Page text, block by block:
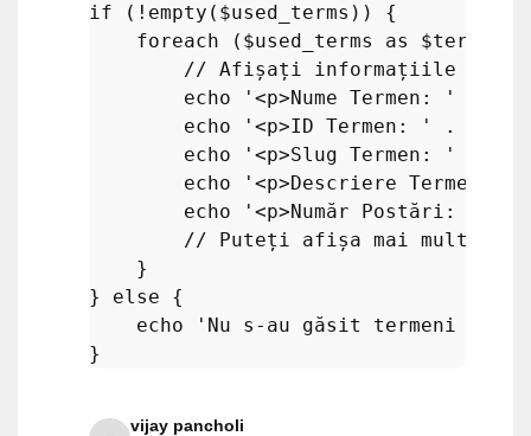
if (! empty ( $used_terms )) {
foreach ( $used_terms as $term
// Afișați informațiile
echo
'<p>Nume Termen: '
echo
'<p>ID Termen: ' .
echo
'<p>Slug Termen: '
echo
'<p>Descriere Termen: '
echo
'<p>Număr Postări: '
// Puteți afișa mai multe
    }
} else {
echo
'Nu s-au găsit termeni cu
vijay pancholi